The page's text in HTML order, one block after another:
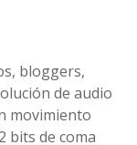
bloggers,
de audio
movimiento
bits de coma